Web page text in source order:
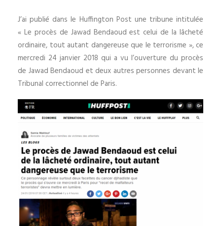
J’ai publié dans le Huffington Post une tribune intitulée
« Le procès de Jawad Bendaoud est celui de la lâcheté
ordinaire, tout autant dangereuse que le terrorisme », ce
mercredi 24 janvier 2018 qui a vu l’ouverture du procès
de Jawad Bendaoud et deux autres personnes devant le
Tribunal correctionnel de Paris.